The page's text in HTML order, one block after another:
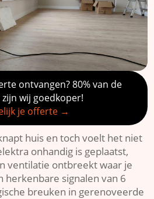
ontvangen? 80% van de
zijn wij goedkoper!
je offerte →
huis en toch voelt het niet
onhandig is geplaatst,
ventilatie ontbreekt waar je
herkenbare signalen van 6
breuken in gerenoveerde